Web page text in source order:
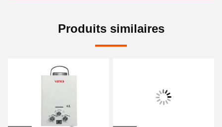
Produits similaires